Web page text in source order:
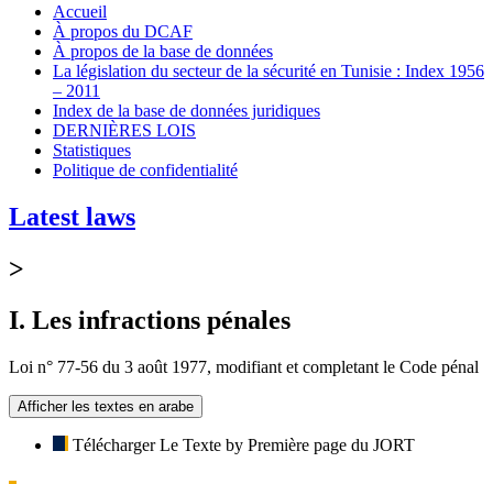
Accueil
À propos du DCAF
À propos de la base de données
La législation du secteur de la sécurité en Tunisie : Index 1956
– 2011
Index de la base de données juridiques
DERNIÈRES LOIS
Statistiques
Politique de confidentialité
Latest laws
>
I. Les infractions pénales
Loi n° 77-56 du 3 août 1977, modifiant et completant le Code pénal
Afficher les textes en arabe
Télécharger Le Texte by Première page du JORT